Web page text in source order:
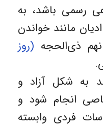
رسمی باشد، به
مانند خواندن
ذی‌الحجه (روز
به شکل آزاد و
انجام شود و
فردی وابسته